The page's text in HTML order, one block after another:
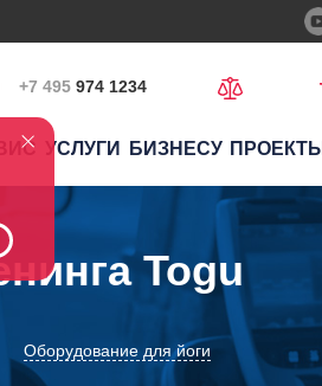
+7 495 974 1234
УСЛУГИ БИЗНЕСУ ПРОЕКТЫ
Togu
Оборудование для йоги